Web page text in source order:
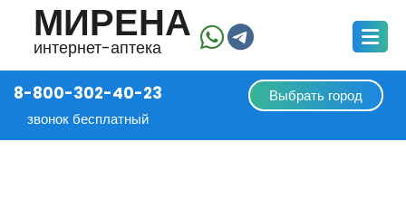
МИРЕНА
интернет-аптека
8-800-302-40-23
звонок бесплатный
Выбрать город